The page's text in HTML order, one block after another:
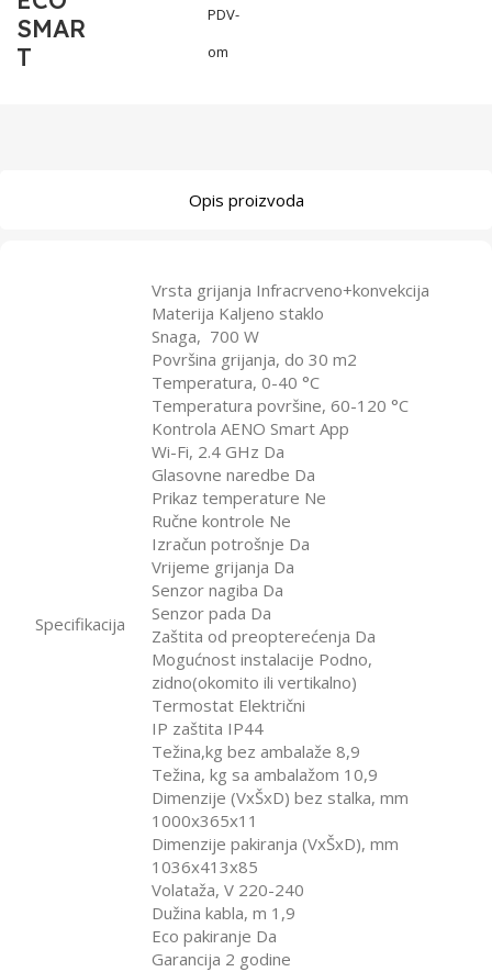
SMAR
T
PDV-
om
Opis proizvoda
Specifikacija
Vrsta grijanja Infracrveno+konvekcija
Materija Kaljeno staklo
Snaga, 700 W
Površina grijanja, do 30 m2
Temperatura, 0-40 °C
Temperatura površine, 60-120 °C
Kontrola AENO Smart App
Wi-Fi, 2.4 GHz Da
Glasovne naredbe Da
Prikaz temperature Ne
Ručne kontrole Ne
Izračun potrošnje Da
Vrijeme grijanja Da
Senzor nagiba Da
Senzor pada Da
Zaštita od preopterećenja Da
Mogućnost instalacije Podno,
zidno(okomito ili vertikalno)
Termostat Električni
IP zaštita IP44
Težina,kg bez ambalaže 8,9
Težina, kg sa ambalažom 10,9
Dimenzije (VxŠxD) bez stalka, mm
1000x365x11
Dimenzije pakiranja (VxŠxD), mm
1036х413х85
Volataža, V 220-240
Dužina kabla, m 1,9
Eco pakiranje Da
Garancija 2 godine